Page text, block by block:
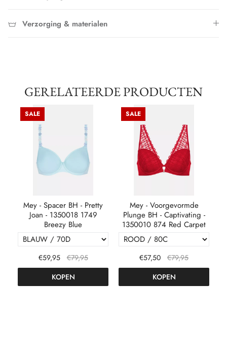
Verzorging & materialen
GERELATEERDE PRODUCTEN
SALE
Mey - Spacer BH - Pretty
Joan - 1350018 1749
Breezy Blue
€59,95
€79,95
KOPEN
SALE
Mey - Voorgevormde
Plunge BH - Captivating -
1350010 874 Red Carpet
€57,50
€79,95
KOPEN